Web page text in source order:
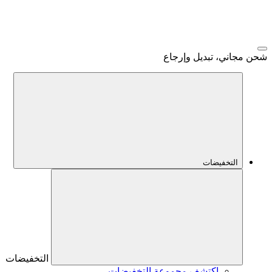
شحن مجاني، تبديل وإرجاع
التخفيضات
التخفيضات